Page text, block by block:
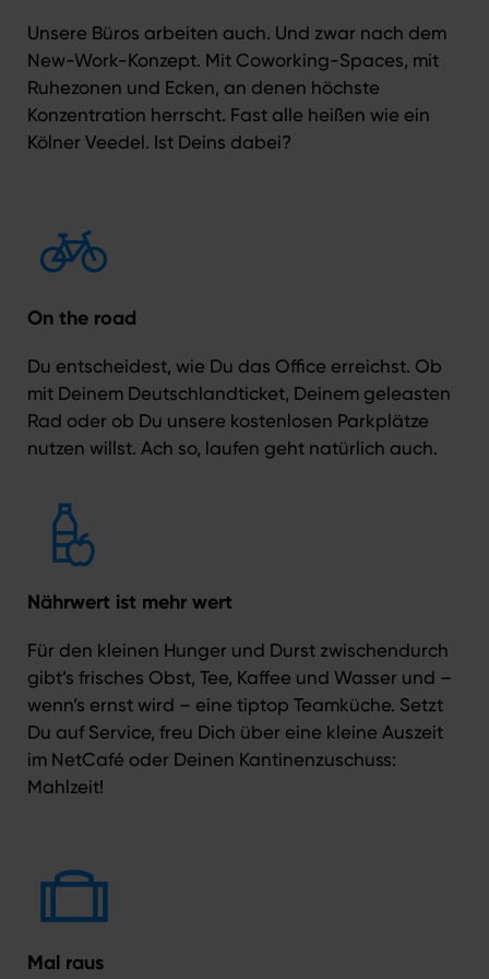
Unsere Büros arbeiten auch. Und zwar nach dem
New-Work-Konzept. Mit Coworking-Spaces, mit
Ruhezonen und Ecken, an denen höchste
Konzentration herrscht. Fast alle heißen wie ein
Kölner Veedel. Ist Deins dabei?
On the road
Du entscheidest, wie Du das Office erreichst. Ob
mit Deinem Deutschlandticket, Deinem geleasten
Rad oder ob Du unsere kostenlosen Parkplätze
nutzen willst. Ach so, laufen geht natürlich auch.
Nährwert ist mehr wert
Für den kleinen Hunger und Durst zwischendurch
gibt’s frisches Obst, Tee, Kaffee und Wasser und –
wenn’s ernst wird – eine tiptop Teamküche. Setzt
Du auf Service, freu Dich über eine kleine Auszeit
im NetCafé oder Deinen Kantinenzuschuss:
Mahlzeit!
Mal raus